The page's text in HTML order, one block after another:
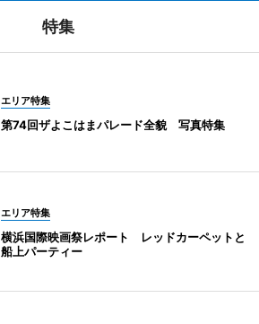
特集
エリア特集
第74回ザよこはまパレード全貌 写真特集
エリア特集
横浜国際映画祭レポート レッドカーペットと
船上パーティー